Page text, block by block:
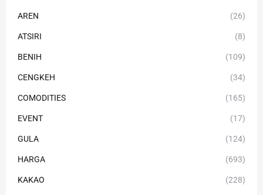
AREN (26)
ATSIRI (8)
BENIH (109)
CENGKEH (34)
COMODITIES (165)
EVENT (17)
GULA (124)
HARGA (693)
KAKAO (228)